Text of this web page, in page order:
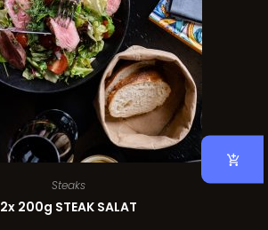
Steaks
2x 200g STEAK SALAT